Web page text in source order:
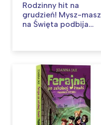
Rodzinny hit na
grudzień! Mysz-masz
na Święta podbija